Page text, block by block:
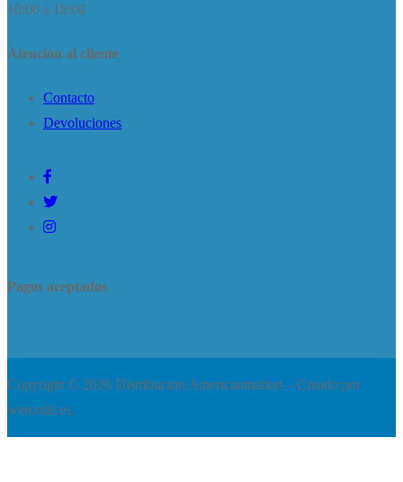
10:00 a 18:00
Atención al cliente
Contacto
Devoluciones
Pagos aceptados
Copyright © 2026 Distribucion Americanmarket – Creado por
wercode.es.